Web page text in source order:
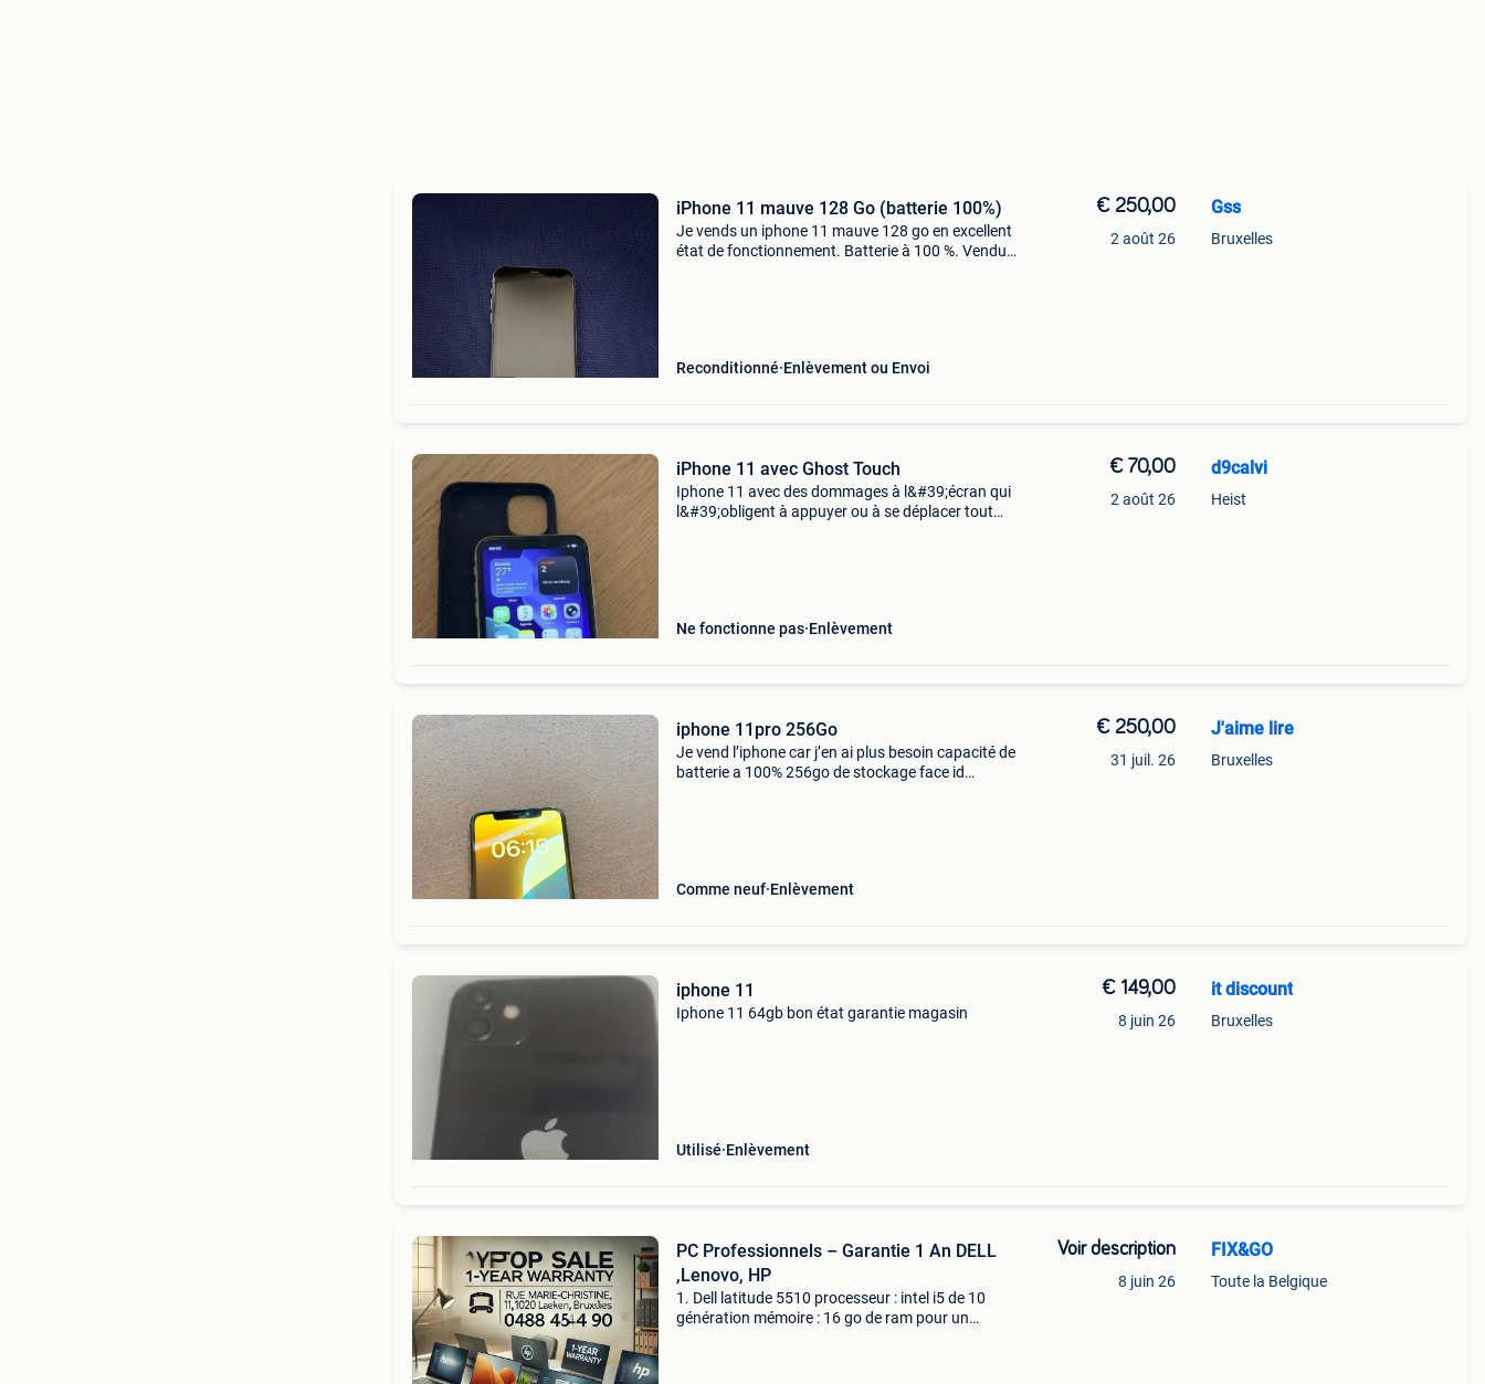
iPhone 11 mauve 128 Go (batterie 100%)
Je vends un iphone 11 mauve 128 go en excellent
état de fonctionnement. Batterie à 100 %. Vendu
Reconditionné Enlèvement ou Envoi
€ 250,00
2 août 26
Gss
Bruxelles
iPhone 11 avec Ghost Touch
Iphone 11 avec des dommages à l&#39;écran qui
l&#39;obligent à appuyer ou à se déplacer tout
Ne fonctionne pas Enlèvement
€ 70,00
2 août 26
d9calvi
Heist
iphone 11pro 256Go
Je vend l’iphone car j’en ai plus besoin capacité de
batterie a 100% 256go de stockage face id
Comme neuf Enlèvement
€ 250,00
31 juil. 26
J'aime lire
Bruxelles
iphone 11
Iphone 11 64gb bon état garantie magasin
Utilisé Enlèvement
€ 149,00
8 juin 26
it discount
Bruxelles
PC Professionnels – Garantie 1 An DELL
,Lenovo, HP
1. Dell latitude 5510 processeur : intel i5 de 10
génération mémoire : 16 go de ram pour un
Voir description
8 juin 26
FIX&GO
Toute la Belgique